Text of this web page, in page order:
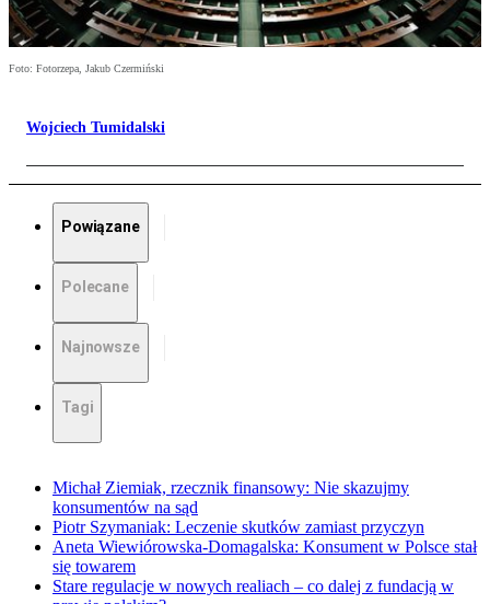
Foto: Fotorzepa, Jakub Czermiński
Wojciech Tumidalski
Powiązane
Polecane
Najnowsze
Tagi
Michał Ziemiak, rzecznik finansowy: Nie skazujmy
konsumentów na sąd
Piotr Szymaniak: Leczenie skutków zamiast przyczyn
Aneta Wiewiórowska-Domagalska: Konsument w Polsce stał
się towarem
Stare regulacje w nowych realiach – co dalej z fundacją w